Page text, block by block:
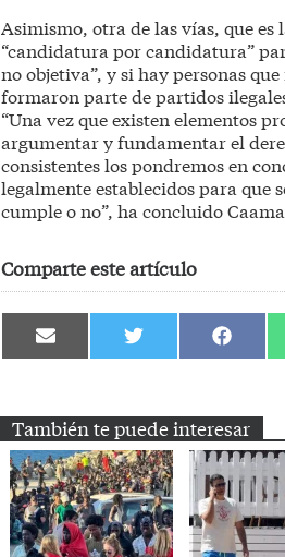
Asimismo, otra de las vías, que es
“candidatura por candidatura”
no objetiva”, y si hay personas
formaron parte de partidos
“Una vez que existen elementos
argumentar y fundamentar el
consistentes los pondremos en
legalmente establecidos para que
cumple o no”, ha concluido
Comparte este artículo
Compartir
en
Compartir
en
Compartir
en
También te puede interesar